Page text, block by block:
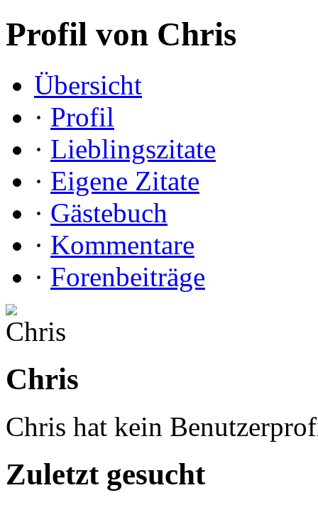
Profil von Chris
Übersicht
· Profil
· Lieblingszitate
· Eigene Zitate
· Gästebuch
· Kommentare
· Forenbeiträge
Chris
Chris hat kein
Zuletzt gesucht